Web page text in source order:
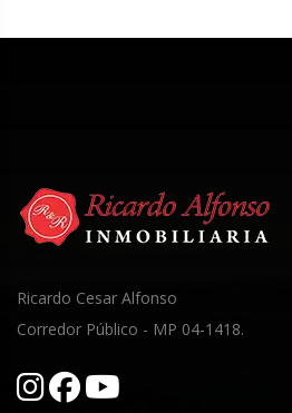
Ricardo Cesar Alfonso
Corredor Público - MP 04-1418.